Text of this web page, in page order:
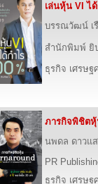
เล่นหุ้น VI ไ
บรรณวัฒน์ เ
สำนักพิมพ์ ยิ
ธุรกิจ เศรษฐ
ภารกิจพิชิต
นพดล ดาวแส
PR
ธุรกิจ เศรษฐ